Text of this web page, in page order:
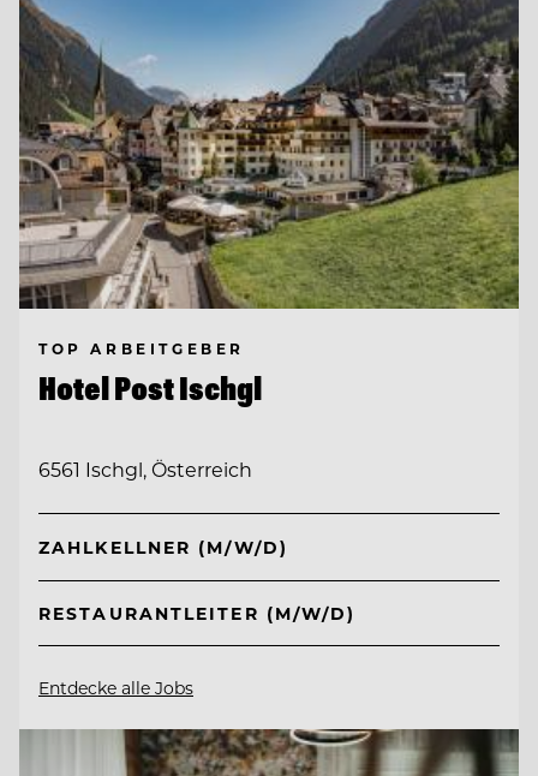
TOP ARBEITGEBER
Hotel Post Ischgl
6561 Ischgl, Österreich
ZAHLKELLNER (M/W/D)
RESTAURANTLEITER (M/W/D)
Entdecke alle Jobs